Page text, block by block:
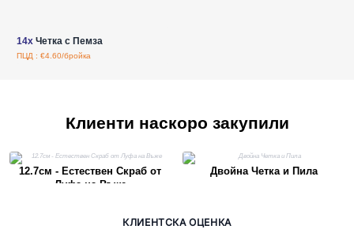
14xЧетка с Пемза
ПЦД : €4.60/бройка
Клиенти наскоро закупили
12.7см - Естествен Скраб от
Луфа на Въже
Двойна Четка и Пила
КЛИЕНТСКА ОЦЕНКА